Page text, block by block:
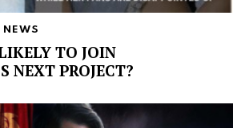
TO JOIN
NEXT PROJECT?